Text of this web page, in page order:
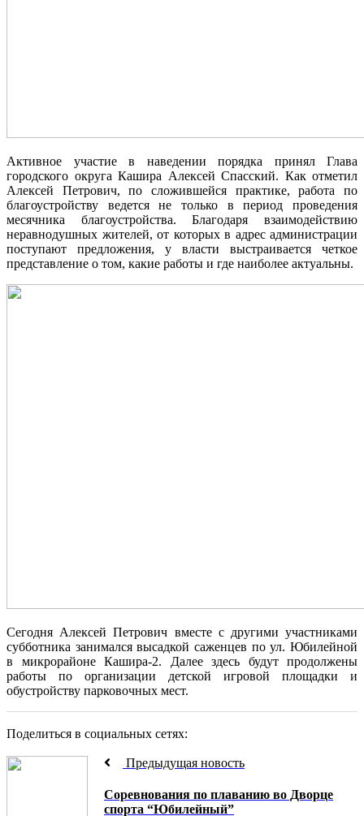
Активное участие в наведении порядка принял Глава
городского округа Кашира Алексей Спасский. Как отметил
Алексей Петрович, по сложившейся практике, работа по
благоустройству ведется не только в период проведения
месячника благоустройства. Благодаря взаимодействию
неравнодушных жителей, от которых в адрес администрации
поступают предложения, у власти выстраивается четкое
представление о том, какие работы и где наиболее актуальны.
Сегодня Алексей Петрович вместе с другими участниками
субботника занимался высадкой саженцев по ул. Юбилейной
в микрорайоне Кашира-2. Далее здесь будут продолжены
работы по организации детской игровой площадки и
обустройству парковочных мест.
Поделиться в социальных сетях:
Предыдущая новость
Соревнования по плаванию во Дворце
спорта “Юбилейный”